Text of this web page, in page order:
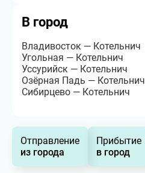
В город
Владивосток — Котельнич
Угольная — Котельнич
Уссурийск — Котельнич
Озёрная Падь — Котельнич
Сибирцево — Котельнич
Отправление
из города
Прибытие
в город